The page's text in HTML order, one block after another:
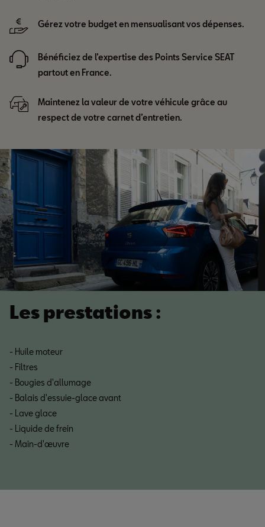
Gérez votre budget en mensualisant vos dépenses.
Bénéficiez de l’expertise des Points Service SEAT
partout en France.
Maintenez la valeur de votre véhicule grâce au
respect de votre carnet d’entretien.
Les prestations :
- Huile moteur
- Filtres
- Bougies d'allumage
- Balais d'essuie-glace avant
- Lave glace
- Liquide de frein
- Main-d'œuvre